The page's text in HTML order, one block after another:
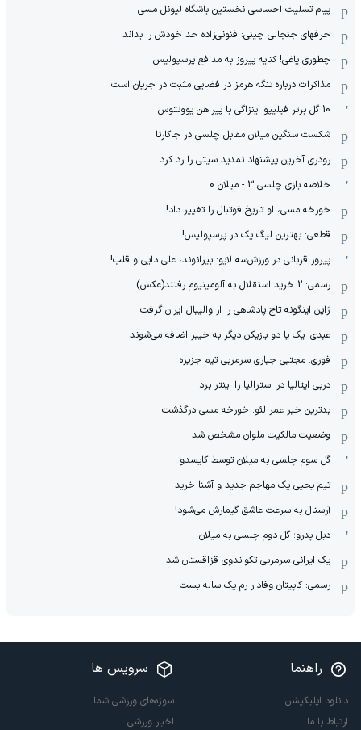
پیام تسلیت احساسی نخستین باشگاه لیونل مسی
حرفهای جنجالی چینی: فنونی‌زاده حد خودش را بداند
چطوری یاغی! کنایه پیروز به مدافع پرسپولیس
مذاکرات درباره تنگه هرمز در فضایی مثبت در جریان است
10 گل برتر فیلیپو اینزاگی با پیراهن یوونتوس
شکست سنگین میلان مقابل چلسی در جاکارتا
رودری آخرین پیشنهاد تمدید سیتی را رد کرد
خلاصه بازی چلسی 3 - میلان 0
خورخه مسی، او تاریخ فوتبال را تغییر داد!
قطعی: بهترین لیگ یک در پرسپولیس!
پیروز قربانی در ورزش‌سه لایو: بیرانوند، علی دایی و قلب!
رسمی: 2 خرید استقلال به آلومینیوم رفتند(عکس)
ژاپن اینگونه تاج پادشاهی را از والیبال ایران گرفت
عبدی: یک یا دو بازیکن دیگر به خیبر اضافه می‌شوند
فوری: مجتبی جباری سرمربی تیم جزیره
دربی ایتالیا در استرالیا را اینتر برد
بدترین خبر عمر لئو: خورخه مسی درگذشت
وضعیت مالکیت ملوان مشخص شد
گل سوم چلسی به میلان توسط کایسدو
تیم یحیی یک مهاجم جدید و آشنا خرید
آرسنال به سرعت عاشق گیمارش می‌شود!
دبل پدرو؛ گل دوم چلسی به میلان
یک ایرانی سرمربی تکواندوی قزاقستان شد
رسمی: کاپیتان وفادار رم یک ساله بست
راهنما
دانلود اپلیکیشن
ارتباط با ما
سرویس ها
سوژه‌های ورزشی شما
اخبار ورزشی